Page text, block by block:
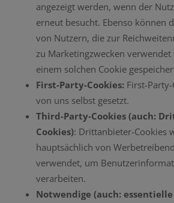
angezeigt werden, wenn der
erneut besucht. Ebenso können
von Nutzern, die zur
zu Marketingzwecken verwendet
einem solchen Cookie
First-Party-Cookies:First-Party-
von uns selbst gesetzt.
Third-Party-Cookies (auch:
Cookies): Drittanbieter-Cookies
hauptsächlich von
verwendet, um
verarbeiten.
Notwendige (auch: